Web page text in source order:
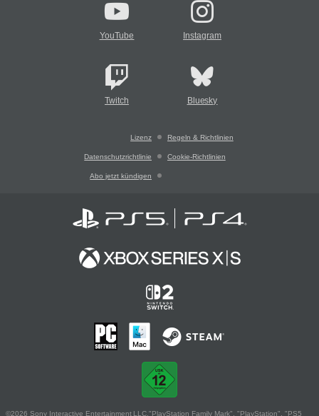
YouTube Instagram
Twitch Bluesky
Lizenz Regeln & Richtlinien
Datenschutzrichtlinie Cookie-Richtlinien
Abo jetzt kündigen
©2026 Sony Interactive Entertainment LLC."PlayStation Family Mark", "PlayStation", "PS5